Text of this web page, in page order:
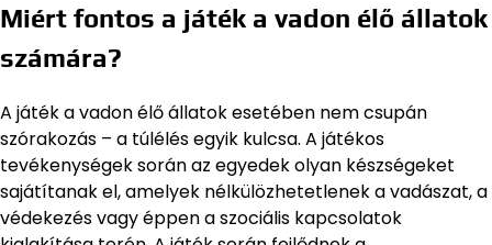
Miért fontos a játék a vadon élő állatok
számára?
A játék a vadon élő állatok esetében nem csupán
szórakozás – a túlélés egyik kulcsa. A játékos
tevékenységek során az egyedek olyan készségeket
sajátítanak el, amelyek nélkülözhetetlenek a vadászat, a
védekezés vagy éppen a szociális kapcsolatok